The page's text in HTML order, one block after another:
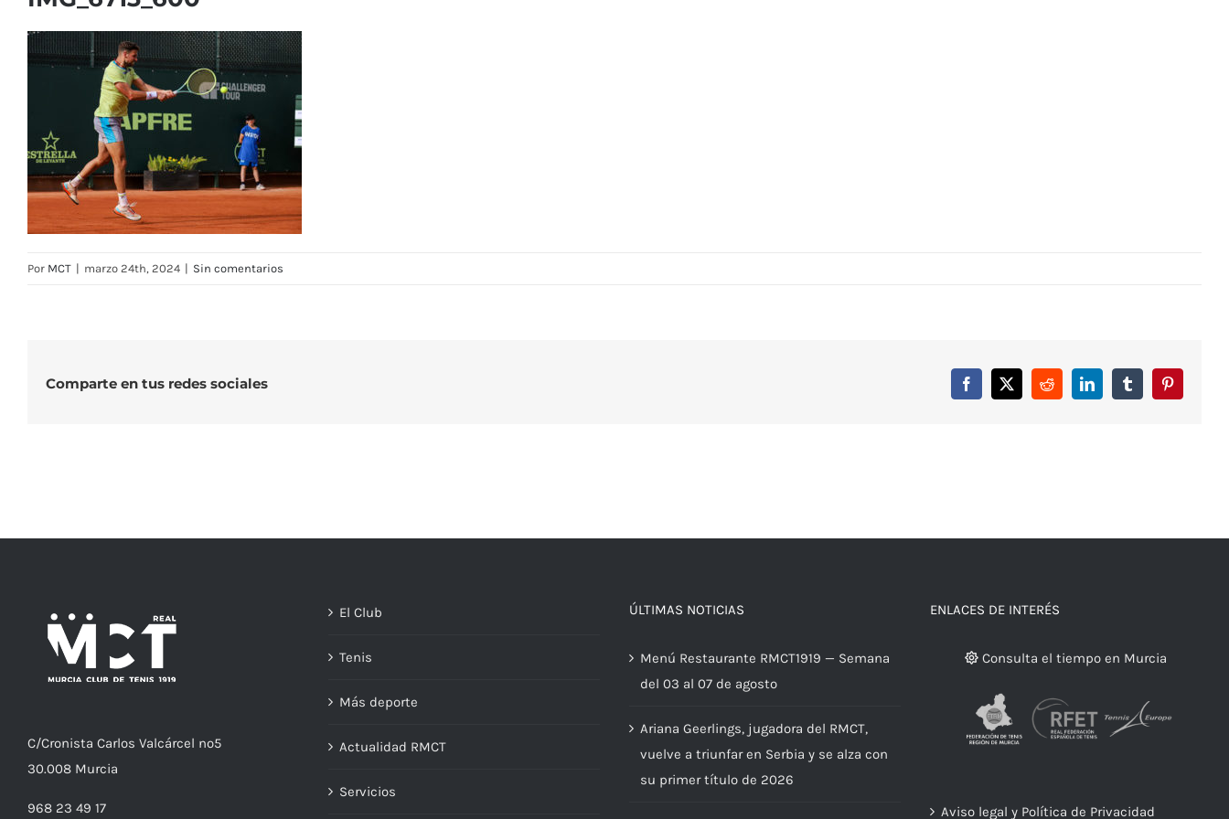
Por MCT | marzo 24th, 2024 | Sin comentarios
Comparte en tus redes sociales Facebook
X RedditLinkedInTumblrPinterest
C/Cronista Carlos Valcárcel nº5
30.008 Murcia
968 23 49 17
El Club
Tenis
Más deporte
Actualidad RMCT
Servicios
ÚLTIMAS NOTICIAS
Menú Restaurante RMCT1919 — Semana
del 03 al 07 de agosto
Ariana Geerlings, jugadora del RMCT,
vuelve a triunfar en Serbia y se alza con
su primer título de 2026
ENLACES DE INTERÉS
Consulta el tiempo en Murcia
Aviso legal y Política de Privacidad